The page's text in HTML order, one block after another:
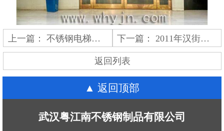
上一篇： 不锈钢电梯门套 下一篇： 2011年汉街万达所有地簧门
返回列表
返回顶部
武汉粤江南不锈钢制品有限公司